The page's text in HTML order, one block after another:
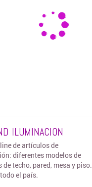
ILUMINACION
de artículos de
diferentes modelos de
de techo, pared, mesa y piso.
el país.